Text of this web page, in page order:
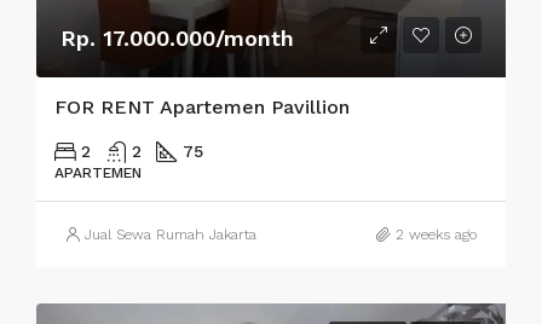
Rp. 17.000.000/month
FOR RENT Apartemen Pavillion
2 2 75
APARTEMEN
Jual Sewa Rumah Jakarta 2 weeks ago